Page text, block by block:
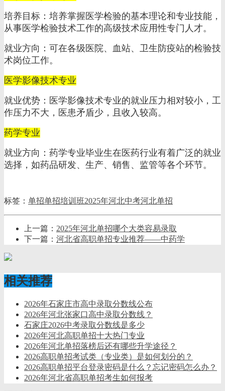
培养目标：培养掌握医学检验的基本理论和专业技能，
从事医学检验技术工作的高级技术应用性专门人才。
就业方向：可在各级医院、血站、卫生防疫站的检验技
术岗位工作。
医学影像技术专业
就业优势：医学影像技术专业的就业压力相对较小，工
作压力不大，医患矛盾少，且收入较高。
药学专业
就业方向：药学专业毕业生在医药行业有着广泛的就业
选择，如药品研发、生产、销售、监管等各个环节。
标签： 单招单招培训班2025年河北中考河北单招
上一篇： 2025年河北单招哪个大类容易录取
下一篇： 河北省高职单招专业推荐——中药学
相关推荐
2026年石家庄市高中录取分数线公布
2026年河北张家口高中录取分数线？
石家庄2026中考录取分数线是多少
2026年河北高职单招十大热门专业
2026年河北单招落榜后还有哪些升学途径？
2026高职单招考试类（专业类）是如何划分的？
2026高职单招平台登录密码是什么？忘记密码怎么办？
2026年河北省高职单招考生如何报考